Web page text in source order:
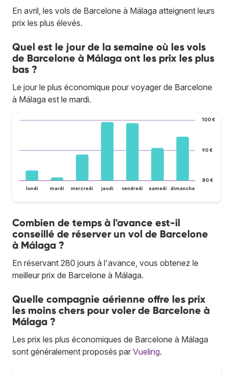
En avril, les vols de Barcelone à Málaga atteignent leurs
prix les plus élevés.
Quel est le jour de la semaine où les vols
de Barcelone à Málaga ont les prix les plus
bas ?
Le jour le plus économique pour voyager de Barcelone
à Málaga est le mardi.
80 €
90 €
100 €
lundi mardi mercredi jeudi vendredi samedi dimanche
Combien de temps à l'avance est-il
conseillé de réserver un vol de Barcelone
à Málaga ?
En réservant 280 jours à l'avance, vous obtenez le
meilleur prix de Barcelone à Málaga.
Quelle compagnie aérienne offre les prix
les moins chers pour voler de Barcelone à
Málaga ?
Les prix les plus économiques de Barcelone à Málaga
sont généralement proposés par Vueling.